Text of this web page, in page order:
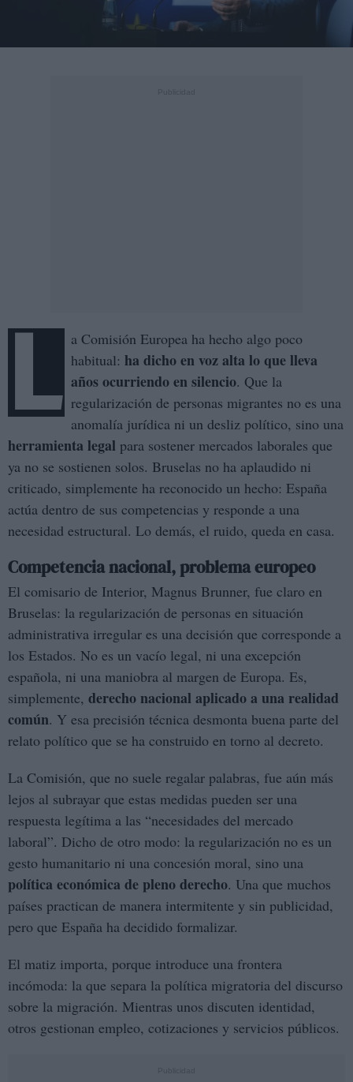
L a Comisión Europea ha hecho algo poco
habitual: ha dicho en voz alta lo que lleva
años ocurriendo en silencio. Que la
regularización de personas migrantes no es una
anomalía jurídica ni un desliz político, sino una
herramienta legal para sostener mercados laborales que
ya no se sostienen solos. Bruselas no ha aplaudido ni
criticado, simplemente ha reconocido un hecho: España
actúa dentro de sus competencias y responde a una
necesidad estructural. Lo demás, el ruido, queda en casa.
Competencia nacional, problema europeo
El comisario de Interior, Magnus Brunner, fue claro en
Bruselas: la regularización de personas en situación
administrativa irregular es una decisión que corresponde a
los Estados. No es un vacío legal, ni una excepción
española, ni una maniobra al margen de Europa. Es,
simplemente, derecho nacional aplicado a una realidad
común. Y esa precisión técnica desmonta buena parte del
relato político que se ha construido en torno al decreto.
La Comisión, que no suele regalar palabras, fue aún más
lejos al subrayar que estas medidas pueden ser una
respuesta legítima a las “necesidades del mercado
laboral”. Dicho de otro modo: la regularización no es un
gesto humanitario ni una concesión moral, sino una
política económica de pleno derecho. Una que muchos
países practican de manera intermitente y sin publicidad,
pero que España ha decidido formalizar.
El matiz importa, porque introduce una frontera
incómoda: la que separa la política migratoria del discurso
sobre la migración. Mientras unos discuten identidad,
otros gestionan empleo, cotizaciones y servicios públicos.